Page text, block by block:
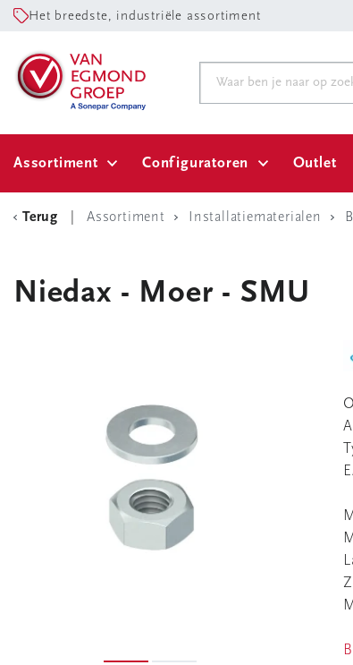
Het breedste, industriële assortiment
Assortiment Configuratoren Outlet
Terug Assortiment Installatiematerialen
Niedax - Moer - SMU